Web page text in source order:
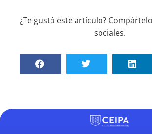
¿Te gustó este artículo?
sociales.